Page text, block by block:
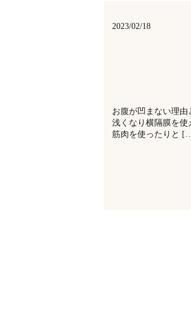
2023/02/18
お腹が凹まない理
浅くなり横隔膜を
筋肉を使ったりと